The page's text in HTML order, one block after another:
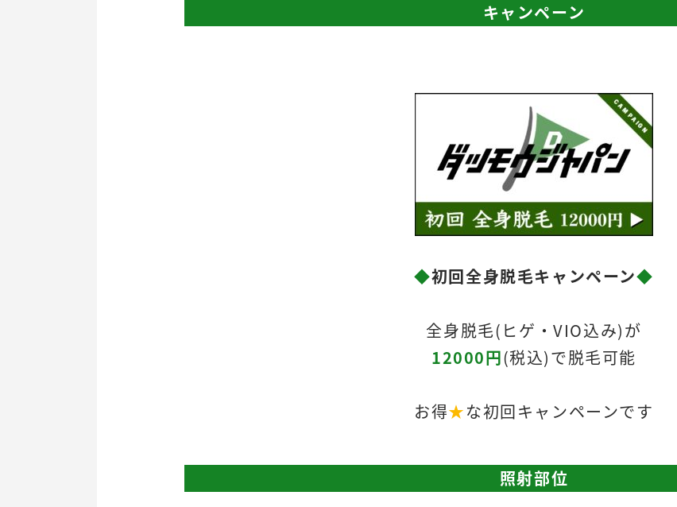
キャンペーン
◆初回全身脱毛キャンペーン◆
全身脱毛(ヒゲ・VIO込み)が
12000円(税込)で脱毛可能
お得★な初回キャンペーンです
照射部位